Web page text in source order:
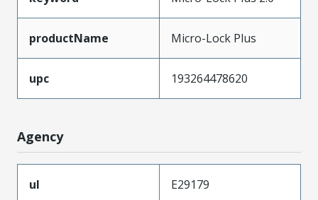
productName Micro-Lock Plus
upc 193264478620
Agency
ul
E29179